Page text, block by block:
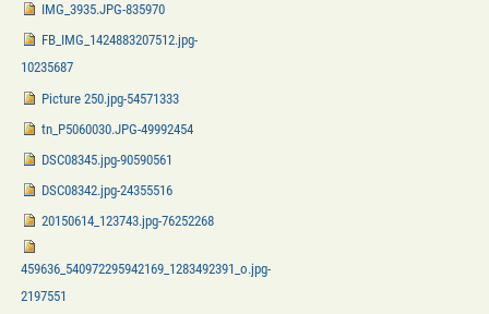
IMG_3935.JPG-835970
FB_IMG_1424883207512.jpg-
10235687
Picture 250.jpg-54571333
tn_P5060030.JPG-49992454
DSC08345.jpg-90590561
DSC08342.jpg-24355516
20150614_123743.jpg-76252268
459636_540972295942169_1283492391_o.jpg-
2197551